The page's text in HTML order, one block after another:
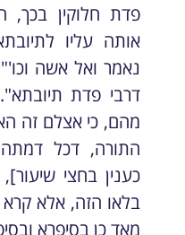
פדת חלוקין בכך,
אותה עליו
נאמר ואל אשה
דרבי פדת
מהם, כי אצלם זה
התורה, דכל
כענין בחצי
בלאו הזה, אלא
מאד כן בסיפרא